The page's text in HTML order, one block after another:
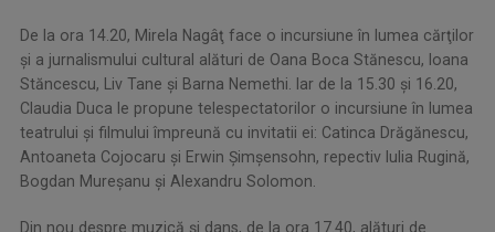
De la ora 14.20, Mirela Nagâţ face o incursiune în lumea cărţilor
şi a jurnalismului cultural alături de Oana Boca Stănescu, Ioana
Stăncescu, Liv Tane şi Barna Nemethi. Iar de la 15.30 şi 16.20,
Claudia Duca le propune telespectatorilor o incursiune în lumea
teatrului şi filmului împreună cu invitatii ei: Catinca Drăgănescu,
Antoaneta Cojocaru şi Erwin Şimşensohn, repectiv Iulia Rugină,
Bogdan Mureşanu şi Alexandru Solomon.
Din nou despre muzică şi dans, de la ora 17.40, alături de